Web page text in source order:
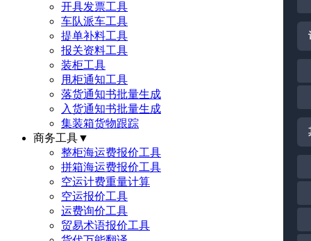
开具发票工具
车队派车工具
提单补料工具
报关资料工具
装柜工具
甩柜通知工具
落货通知书批量生成
入货通知书批量生成
集装箱货物跟踪
商务工具▼
整柜海运费报价工具
拼箱海运费报价工具
空运计费重量计算
空运报价工具
运费询价工具
贸易术语报价工具